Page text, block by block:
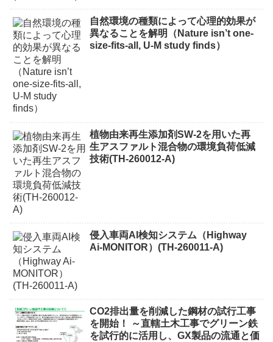
自然環境の種類によって心理的効果が
異なることを解明（Nature isn’t one-
size-fits-all, U-M study finds）
植物由来再生添加剤SW-2を用いた再
生アスファルト混合物の環境負荷低減
技術(TH-260012-A)
侵入車両AI検知システム（Highway
Ai-MONITOR）(TH-260011-A)
CO2排出量を削減した鋼材の試行工事
を開始！ ～直轄土木工事でグリーン鉄
を試行的に活用し、GX製品の流通と価